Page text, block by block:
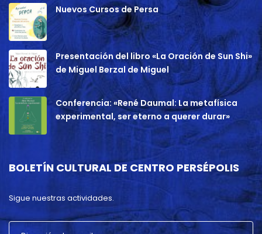
Nuevos Cursos de Persa
Presentación del libro «La Oración de Sun Shi»
de Miguel Berzal de Miguel
Conferencia: «René Daumal: La metafísica
experimental, ser eterno a querer durar»
BOLETÍN CULTURAL DE CENTRO PERSÉPOLIS
Sigue nuestras actividades.